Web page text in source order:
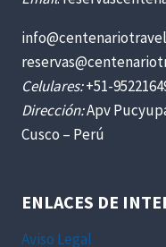
Celulares:+51-
Dirección:Apv
Cusco – Perú
ENLACES DE
Aviso Legal